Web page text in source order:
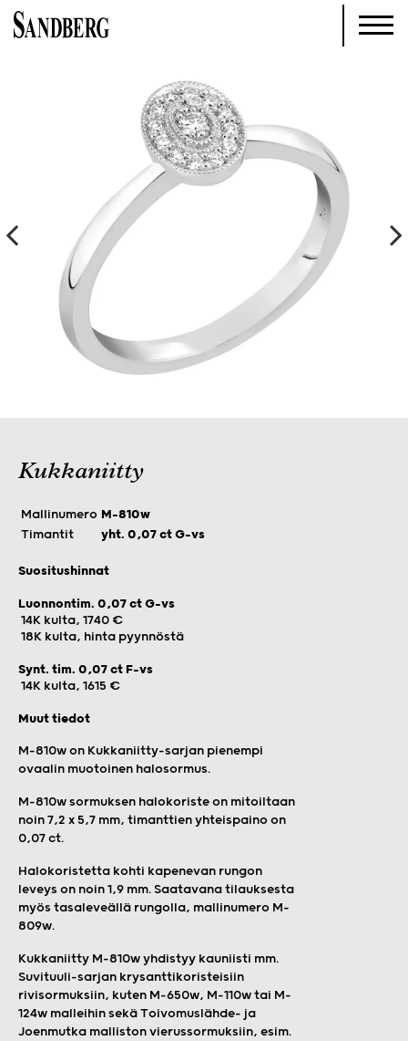
Kukkaniitty
Mallinumero M-810w
Timantit
yht. 0,07 ct G-vs
Suositushinnat
Luonnontim. 0,07 ct G-vs
14K kulta, 1740 €
18K kulta, hinta pyynnöstä
Synt. tim. 0,07 ct F-vs
14K kulta, 1615 €
Muut tiedot
M-810w on Kukkaniitty-sarjan pienempi
ovaalin muotoinen halosormus.
M-810w sormuksen halokoriste on mitoiltaan
noin 7,2 x 5,7 mm, timanttien yhteispaino on
0,07 ct.
Halokoristetta kohti kapenevan rungon
leveys on noin 1,9 mm. Saatavana tilauksesta
myös tasaleveällä rungolla, mallinumero M-
809w.
Kukkaniitty M-810w yhdistyy kauniisti mm.
Suvituuli-sarjan krysanttikoristeisiin
rivisormuksiin, kuten M-650w, M-110w tai M-
124w malleihin sekä Toivomuslähde- ja
Joenmutka malliston vierussormuksiin, esim.